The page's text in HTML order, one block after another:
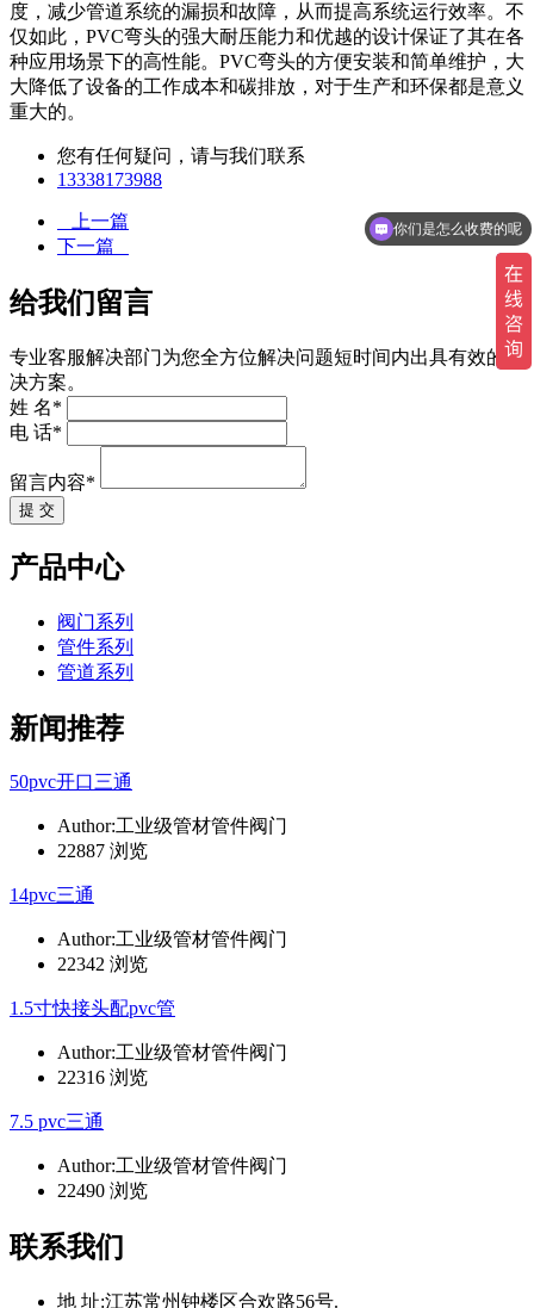
度，减少管道系统的漏损和故障，从而提高系统运行效率。不
仅如此，PVC弯头的强大耐压能力和优越的设计保证了其在各
种应用场景下的高性能。PVC弯头的方便安装和简单维护，大
大降低了设备的工作成本和碳排放，对于生产和环保都是意义
重大的。
您有任何疑问，请与我们联系
13338173988
上一篇
下一篇
给我们留言
专业客服解决部门为您全方位解决问题短时间内出具有效的解
决方案。
姓 名*
电 话*
留言内容*
提 交
产品中心
阀门系列
管件系列
管道系列
新闻推荐
50pvc开口三通
Author:工业级管材管件阀门
22887 浏览
14pvc三通
Author:工业级管材管件阀门
22342 浏览
1.5寸快接头配pvc管
Author:工业级管材管件阀门
22316 浏览
7.5 pvc三通
Author:工业级管材管件阀门
22490 浏览
联系我们
地 址:江苏常州钟楼区合欢路56号.
你们是怎么收费的呢